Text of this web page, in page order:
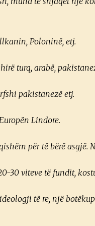
Poloninë, etj.
turq, arabë,
pakistanezë etj.
Lindore.
për të bërë
30 viteve të fundit,
të re, një